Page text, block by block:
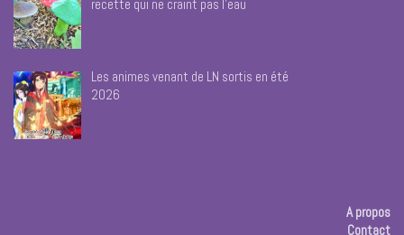
recette qui ne craint pas l’eau
Les animes venant de LN sortis en été
2026
A propos
Contact